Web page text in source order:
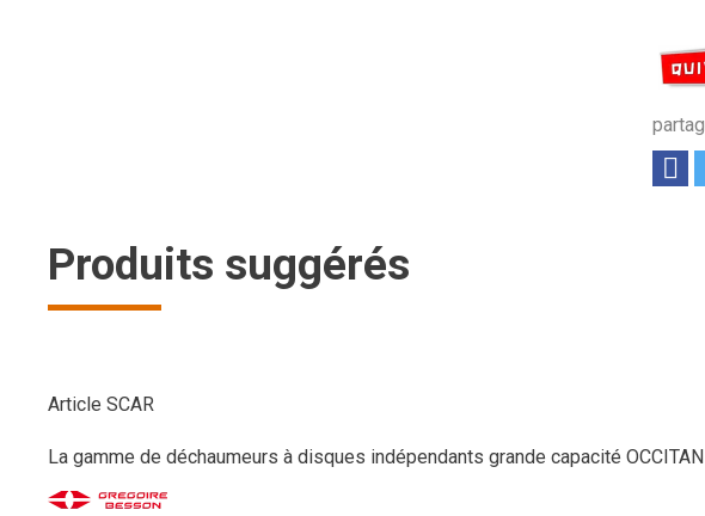
Produits suggérés
Article SCAR
La gamme de déchaumeurs à disques indépendants grande capacité